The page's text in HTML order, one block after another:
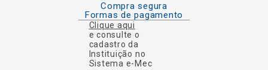
Compra segura
Formas de pagamento
Clique aqui
e consulte o
cadastro da
Instituição no
Sistema e-Mec